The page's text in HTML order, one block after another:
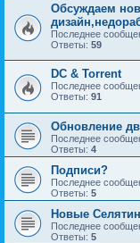
Обсуждаем
Последнее
Ответы: 59
DC & Torrent
Последнее
Ответы: 91
Обновление
Последнее
Ответы: 4
Подписи?
Последнее
Ответы: 5
Новые
Последнее
Ответы: 5